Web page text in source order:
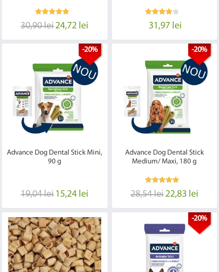
30,90 lei24,72 lei 31,97 lei
-20%
Advance Dog Dental Stick Mini,
90 g
19,04 lei 15,24 lei
-20%
Advance Dog Dental Stick
Medium/ Maxi, 180 g
28,54 lei 22,83 lei
-20%